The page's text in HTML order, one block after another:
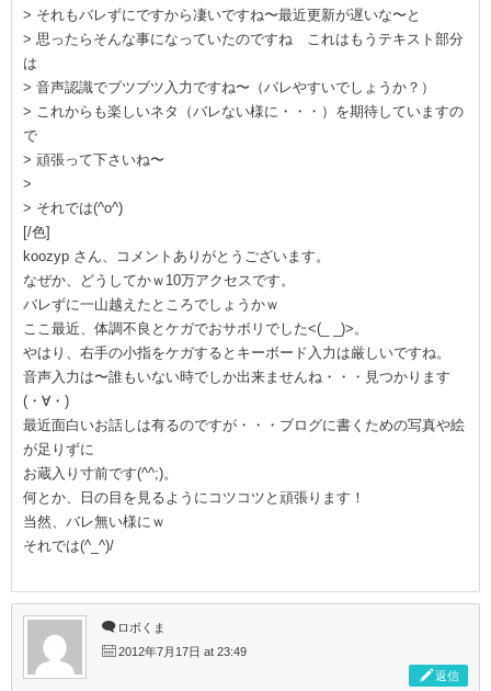
> それもバレずにですから凄いですね〜最近更新が遅いな〜と
> 思ったらそんな事になっていたのですね これはもうテキスト部分
は
> 音声認識でブツブツ入力ですね〜（バレやすいでしょうか？）
> これからも楽しいネタ（バレない様に・・・）を期待していますの
で
> 頑張って下さいね〜
>
> それでは(^o^)
[/色]
koozyp さん、コメントありがとうございます。
なぜか、どうしてかｗ10万アクセスです。
バレずに一山越えたところでしょうかｗ
ここ最近、体調不良とケガでおサボリでした<(_ _)>。
やはり、右手の小指をケガするとキーボード入力は厳しいですね。
音声入力は〜誰もいない時でしか出来ませんね・・・見つかります
(・∀・)
最近面白いお話しは有るのですが・・・ブログに書くための写真や絵
が足りずに
お蔵入り寸前です(^^;)。
何とか、日の目を見るようにコツコツと頑張ります！
当然、バレ無い様にｗ
それでは(^_^)/
ロボくま
2012年7月17日 at 23:49
返信